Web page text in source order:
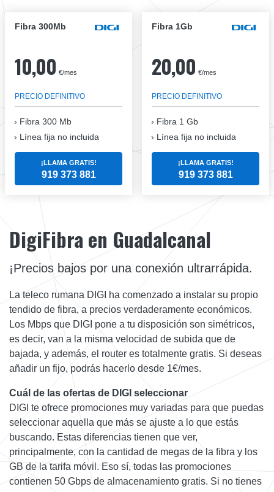
Fibra 300Mb
10,00 €/mes
PRECIO DEFINITIVO
Fibra 300 Mb
Línea fija no incluida
¡LLAMA GRATIS!
919 373 881
Fibra 1Gb
20,00 €/mes
PRECIO DEFINITIVO
Fibra 1 Gb
Línea fija no incluida
¡LLAMA GRATIS!
919 373 881
DigiFibra en Guadalcanal
¡Precios bajos por una conexión ultrarrápida.
La teleco rumana DIGI ha comenzado a instalar su propio
tendido de fibra, a precios verdaderamente económicos.
Los Mbps que DIGI pone a tu disposición son simétricos,
es decir, van a la misma velocidad de subida que de
bajada, y además, el router es totalmente gratis. Si deseas
añadir un fijo, podrás hacerlo desde 1€/mes.
Cuál de las ofertas de DIGI seleccionar
DIGI te ofrece promociones muy variadas para que puedas
seleccionar aquella que más se ajuste a lo que estás
buscando. Estas diferencias tienen que ver,
principalmente, con la cantidad de megas de la fibra y los
GB de la tarifa móvil. Eso sí, todas las promociones
contienen 50 Gbps de almacenamiento gratis. Si no tienes